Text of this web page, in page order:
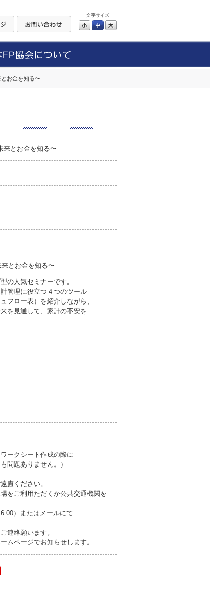
文字サイズ
小 中
お金を知る〜
とお金を知る〜
とお金を知る〜
の人気セミナーです。
管理に役立つ４つのツール
フロー表）を紹介しながら、
を見通して、家計の不安を
クシート作成の際に
題ありません。）
慮ください。
をご利用ただくか公共交通機関を
）またはメールにて
連絡願います。
ムページでお知らせします。